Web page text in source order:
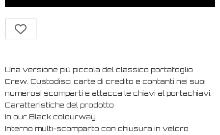
Una versione più piccola del classico portafoglio
Crew. Custodisci carte di credito e contanti nei suoi
numerosi scomparti e attacca le chiavi al portachiavi.
Caratteristiche del prodotto
In our Black colourway
Interno multi-scomparto con chiusura in velcro